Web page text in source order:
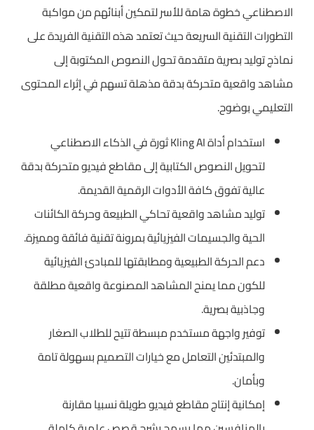
الاصطناعي خطوة هامة للأسر لتمكين أبنائهم من مواكبة
التطورات التقنية السريعة حيث تعتمد هذه التقنية الفريدة على
نماذج توليد بصرية متقدمة تحول النصوص المكتوبة إلى
مشاهد واقعية متحركة بدقة مذهلة تسهم في إثراء المحتوى
التعليمي بوضوح.
استخدام أداة Kling AI ثورة في الذكاء الاصطناعي
لتحويل النصوص الكتابية إلى مقاطع فيديو متحركة بدقة
عالية تفوق كافة الأدوات الرقمية القديمة.
توليد مشاهد واقعية تحاكي الطبيعة وحركة الكائنات
الحية والجسيمات الفيزيائية بمرونة تقنية فائقة ومميزة.
دعم الحركة الطبيعية ومطابقتها للمبادئ الفيزيائية
للكون مما يمنح المشاهد المصنوعة واقعية مطلقة
وجاذبية بصرية.
توفير واجهة مستخدم مبسطة تتيح للطلاب الصغار
والمبتدئين التعامل مع خيارات التصميم بسهولة تامة
وبأمان.
إمكانية إنتاج مقاطع فيديو طويلة نسبيا مقارنة